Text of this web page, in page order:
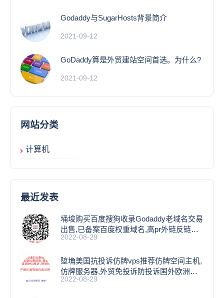
Godaddy与SugarHosts背景简介
2021-09-12
GoDaddy算是外贸建站空间首选。为什么?
2021-09-12
网站分类
计算机
最近发表
埇埈购买百度搜狗收录Godaddy老域名交易
出售,已备案百度权重域名,高pr外链反链域
名
2022-08-29
埅埆美国抗投诉仿牌vps推荐仿牌空间主机,
仿牌服务器,外贸免投诉防投诉国外欧洲荷
兰
2022-08-29